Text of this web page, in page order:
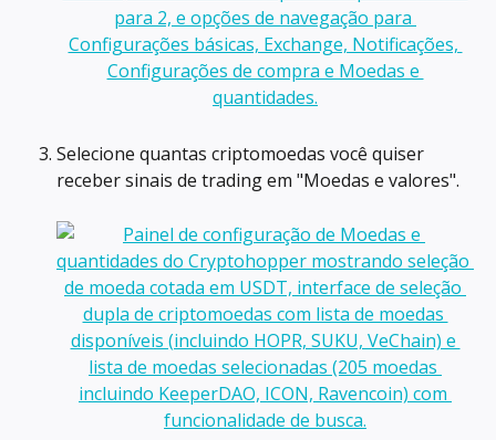
Selecione quantas criptomoedas você quiser
receber sinais de trading em "Moedas e valores".